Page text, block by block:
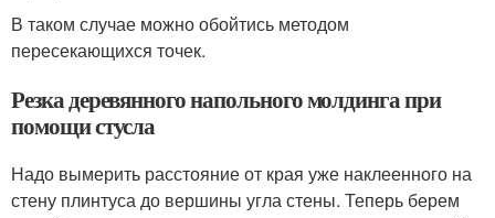
В таком случае можно обойтись методом
пересекающихся точек.
Резка деревянного напольного молдинга при
помощи стусла
Надо вымерить расстояние от края уже наклеенного на
стену плинтуса до вершины угла стены. Теперь берем